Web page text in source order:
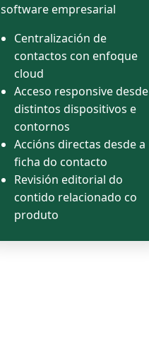
software empresarial
Centralización de
contactos con enfoque
cloud
Acceso responsive desde
distintos dispositivos e
contornos
Accións directas desde a
ficha do contacto
Revisión editorial do
contido relacionado co
produto